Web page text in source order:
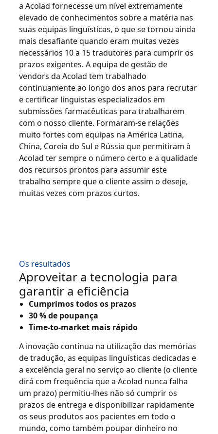
a Acolad fornecesse um nível extremamente
elevado de conhecimentos sobre a matéria nas
suas equipas linguísticas, o que se tornou ainda
mais desafiante quando eram muitas vezes
necessários 10 a 15 tradutores para cumprir os
prazos exigentes. A equipa de gestão de
vendors da Acolad tem trabalhado
continuamente ao longo dos anos para recrutar
e certificar linguistas especializados em
submissões farmacêuticas para trabalharem
com o nosso cliente. Formaram-se relações
muito fortes com equipas na América Latina,
China, Coreia do Sul e Rússia que permitiram à
Acolad ter sempre o número certo e a qualidade
dos recursos prontos para assumir este
trabalho sempre que o cliente assim o deseje,
muitas vezes com prazos curtos.
Os resultados
Aproveitar a tecnologia para
garantir a eficiência
Cumprimos todos os prazos
30 % de poupança
Time-to-market mais rápido
A inovação contínua na utilização das memórias
de tradução, as equipas linguísticas dedicadas e
a excelência geral no serviço ao cliente (o cliente
dirá com frequência que a Acolad nunca falha
um prazo) permitiu-lhes não só cumprir os
prazos de entrega e disponibilizar rapidamente
os seus produtos aos pacientes em todo o
mundo, como também poupar dinheiro no